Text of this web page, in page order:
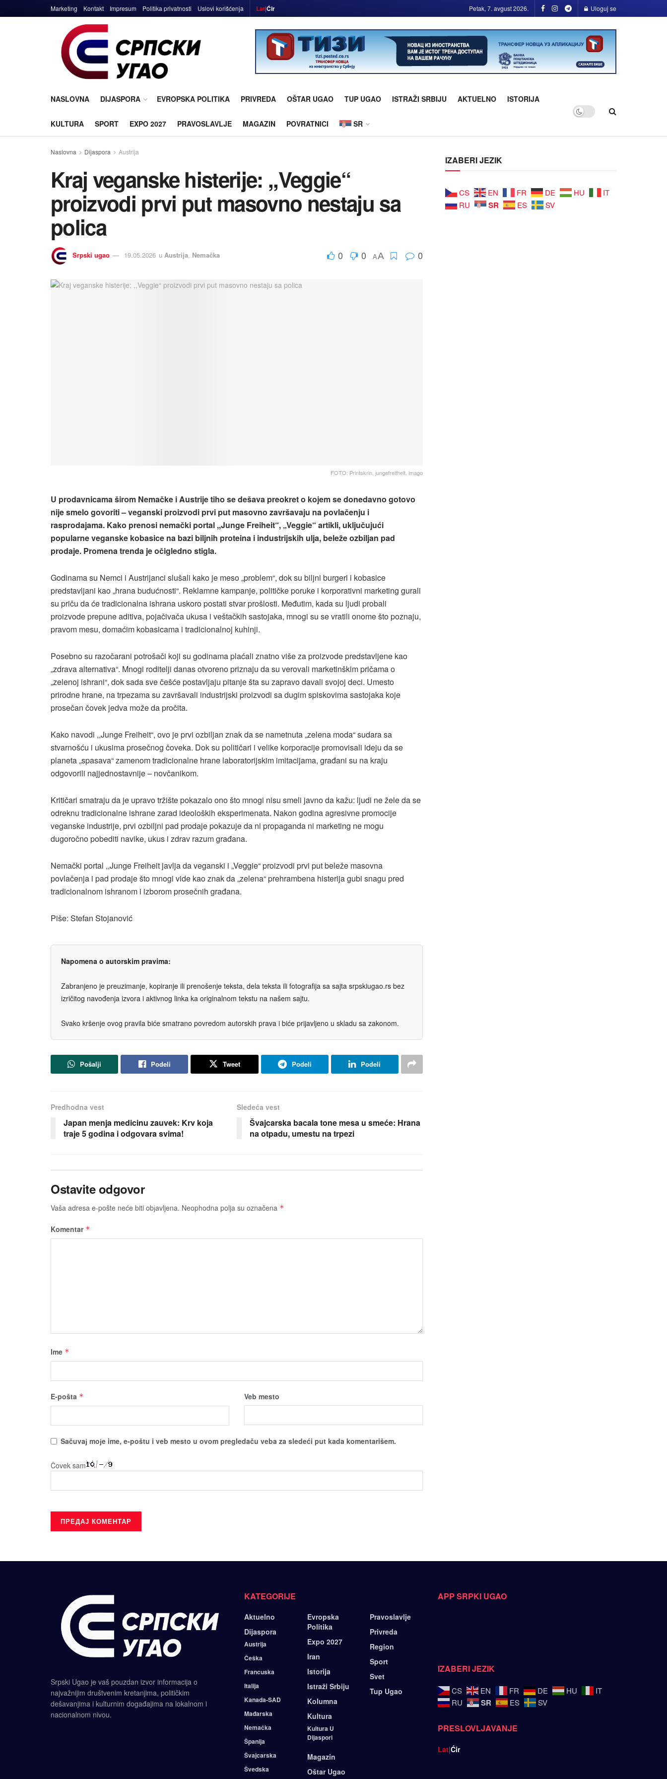
Marketing Kontakt Impresum Politika privatnosti Uslovi korišćenja Lat|Ćir Petak, 7. avgust 2026. Uloguj se
NASLOVNA DIJASPORA EVROPSKA POLITIKA PRIVREDA OŠTAR UGAO TUP UGAO ISTRAŽI SRBIJU AKTUELNO ISTORIJA
KULTURA SPORT EXPO 2027 PRAVOSLAVLJE MAGAZIN POVRATNICI SR
Naslovna Dijaspora Austrija
Kraj veganske histerije: ,,Veggie“
proizvodi prvi put masovno nestaju sa
polica
Srpski ugao 19.05.2026 u Austrija, Nemačka 0 0 AA 0
FOTO: Printskrin, jungefreitheit, imago
U prodavnicama širom Nemačke i Austrije tiho se dešava preokret o kojem se donedavno gotovo
nije smelo govoriti – veganski proizvodi prvi put masovno završavaju na povlačenju i
rasprodajama. Kako prenosi nemački portal ,,Junge Freiheit“, „Veggie“ artikli, uključujući
popularne veganske kobasice na bazi biljnih proteina i industrijskih ulja, beleže ozbiljan pad
prodaje. Promena trenda je očigledno stigla.
Godinama su Nemci i Austrijanci slušali kako je meso „problem“, dok su biljni burgeri i kobasice
predstavljani kao „hrana budućnosti“. Reklamne kampanje, političke poruke i korporativni marketing gurali
su priču da će tradicionalna ishrana uskoro postati stvar prošlosti. Međutim, kada su ljudi probali
proizvode prepune aditiva, pojačivača ukusa i veštačkih sastojaka, mnogi su se vratili onome što poznaju,
pravom mesu, domaćim kobasicama i tradicionalnoj kuhinji.
Posebno su razočarani potrošači koji su godinama plaćali znatno više za proizvode predstavljene kao
„zdrava alternativa“. Mnogi roditelji danas otvoreno priznaju da su verovali marketinškim pričama o
„zelenoj ishrani“, dok sada sve češće postavljaju pitanje šta su zapravo davali svojoj deci. Umesto
prirodne hrane, na trpezama su završavali industrijski proizvodi sa dugim spiskovima sastojaka koje
prosečan čovek jedva može da pročita.
Kako navodi ,,Junge Freiheit“, ovo je prvi ozbiljan znak da se nametnuta „zelena moda“ sudara sa
stvarnošću i ukusima prosečnog čoveka. Dok su političari i velike korporacije promovisali ideju da se
planeta „spasava“ zamenom tradicionalne hrane laboratorijskim imitacijama, građani su na kraju
odgovorili najjednostavnije – novčanikom.
Kritičari smatraju da je upravo tržište pokazalo ono što mnogi nisu smeli javno da kažu: ljudi ne žele da se
odreknu tradicionalne ishrane zarad ideoloških eksperimenata. Nakon godina agresivne promocije
veganske industrije, prvi ozbiljni pad prodaje pokazuje da ni propaganda ni marketing ne mogu
dugoročno pobediti navike, ukus i zdrav razum građana.
Nemački portal ,,Junge Freiheit javlja da veganski i „Veggie“ proizvodi prvi put beleže masovna
povlačenja i pad prodaje što mnogi vide kao znak da „zelena“ prehrambena histerija gubi snagu pred
tradicionalnom ishranom i izborom prosečnih građana.
Piše: Stefan Stojanović
Napomena o autorskim pravima:
Zabranjeno je preuzimanje, kopiranje ili prenošenje teksta, dela teksta ili fotografija sa sajta srpskiugao.rs bez
izričitog navođenja izvora i aktivnog linka ka originalnom tekstu na našem sajtu.
Svako kršenje ovog pravila biće smatrano povredom autorskih prava i biće prijavljeno u skladu sa zakonom.
Pošalji Podeli Tweet Podeli Podeli
Predhodna vest
Japan menja medicinu zauvek: Krv koja
traje 5 godina i odgovara svima!
Sledeća vest
Švajcarska bacala tone mesa u smeće: Hrana
na otpadu, umestu na trpezi
Ostavite odgovor
Vaša adresa e-pošte neće biti obјavljena. Neophodna polja su označena *
Komentar *
Ime *
E-pošta * Veb mesto
Sačuvaј moјe ime, e-poštu i veb mesto u ovom pregledaču veba za sledeći put kada komentarišem.
Čovek sam
IZABERI JEZIK
CS EN FR DE HU
IT
RU
SR ES SV
Srpski Ugao je vaš pouzdan izvor informacija o
najvažnijim društvenim kretanjima, političkim
dešavanjima i kulturnim događajima na lokalnom i
nacionalnom nivou.
KATEGORIJE
Aktuelno
Dijaspora
Austrija
Češka
Francuska
Italija
Kanada-SAD
Mađarska
Nemačka
Španija
Švajcarska
Švedska
Evropska
Politika
Expo 2027
Iran
Istorija
Istraži Srbiju
Kolumna
Kultura
Kultura U
Dijaspori
Magazin
Oštar Ugao
Pravoslavlje
Privreda
Region
Sport
Svet
Tup Ugao
APP SRPKI UGAO
IZABERI JEZIK
CS EN FR DE HU
IT
RU
SR ES SV
PRESLOVLJAVANJE
Lat|Ćir